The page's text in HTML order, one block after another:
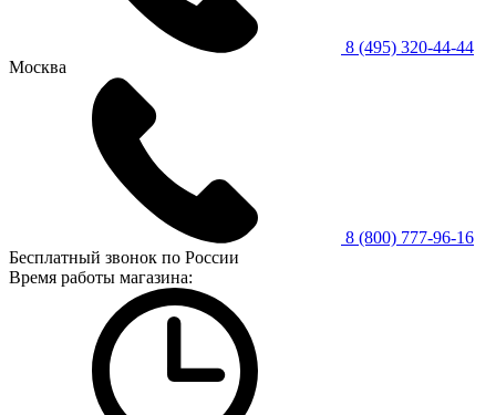
8 (495) 320-44-44
Москва
8 (800) 777-96-16
Бесплатный звонок по России
Время работы магазина: